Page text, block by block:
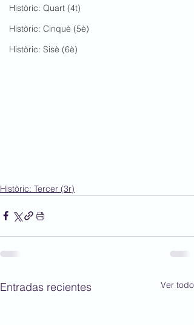
Històric: Quart (4t)
Històric: Cinquè (5è)
Històric: Sisè (6è)
Històric: Tercer (3r)
Entradas recientes Ver todo